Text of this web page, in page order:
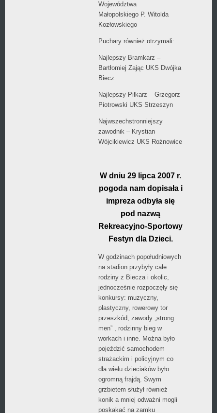
Województwa
Małopolskiego P. Witolda
Kozłowskiego
Puchary również otrzymali:
Najlepszy Bramkarz –
Bartłomiej Zając UKS Dwójka
Biecz
Najlepszy Piłkarz – Grzegorz
Piotrowski UKS Strzeszyn
Najwszechstronniejszy
zawodnik – Krystian
Wójcikiewicz UKS Rożnowice
W dniu 29 lipca 2007 r.
pogoda nam dopisała i
impreza odbyła się
pod nazwą
Rekreacyjno-Sportowy
Festyn dla Dzieci.
W godzinach popołudniowych
na stadion przybyły całe
rodziny z Biecza i okolic,
jednocześnie rozpoczęły się
konkursy: muzyczny,
plastyczny, rowerowy tor
przeszkód, zawody „strong
men” , rodzinny bieg w
workach i inne. Można było
pojeździć samochodem
strażackim i policyjnym co
dla wielu dzieciaków było
ogromną frajdą. Swym
grzbietem służył również
konik a mniej odważni mogli
poskakać na zamku